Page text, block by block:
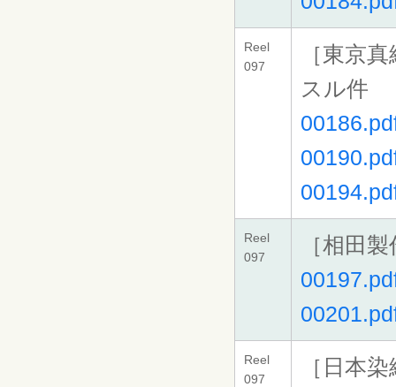
Reel
097
［東京
スル件
Reel
097
［相田
Reel
097
［日本